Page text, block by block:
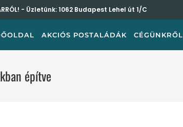
- Üzletünk:1062 Budapest Lehel út 1/C
AKCIÓS POSTALÁDÁK CÉGÜNKRŐL
építve